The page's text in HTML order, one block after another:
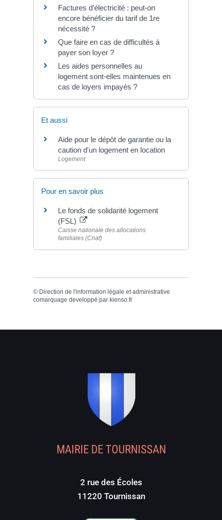
Factures d'électricité : peut-on
encore bénéficier du tarif de 1re
nécessité ?
Que faire en cas de difficultés à
payer son loyer ?
Les aides personnelles au
logement sont-elles maintenues en
cas de loyers impayés ?
Et aussi
Aide pour le dépôt de garantie ou la
caution d'un logement en location
Logement
Pour en savoir plus
Le fonds de solidarité logement
(FSL)
Caisse nationale des allocations
familiales (Cnaf)
© Direction de l'information légale et administrative
comarquage developpé parkienso.fr
MAIRIE DE TOURNISSAN
2 rue des Écoles
11220 Tournissan